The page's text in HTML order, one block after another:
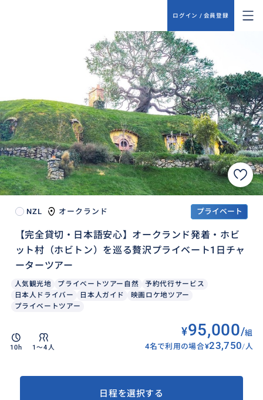
ログイン / 会員登録
NZL オークランド プライベート
【完全貸切・日本語安心】オークランド発着・ホビ
ット村（ホビトン）を巡る贅沢プライベート1日チャ
ーターツアー
人気観光地 プライベートツアー自然
予約代行サービス
日本人ドライバー
日本人ガイド
映画ロケ地ツアー
プライベートツアー
10h 1〜4人
¥95,000/組
4名で利用の場合¥23,750/ 人
日程を選択する